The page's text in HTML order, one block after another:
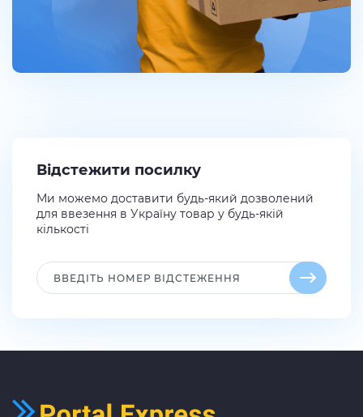
Відстежити посилку
Ми можемо доставити будь-який дозволений
для ввезення в Україну товар у будь-якій
кількості